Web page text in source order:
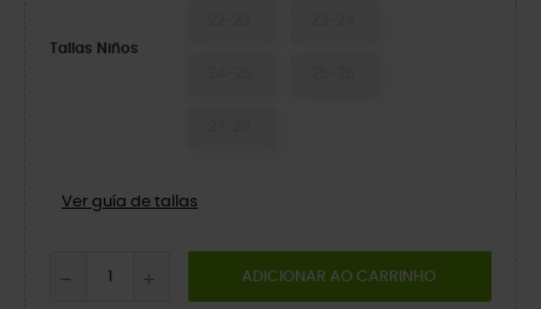
Tallas Niños
Ver guía de tallas
ADICIONAR AO CARRINHO